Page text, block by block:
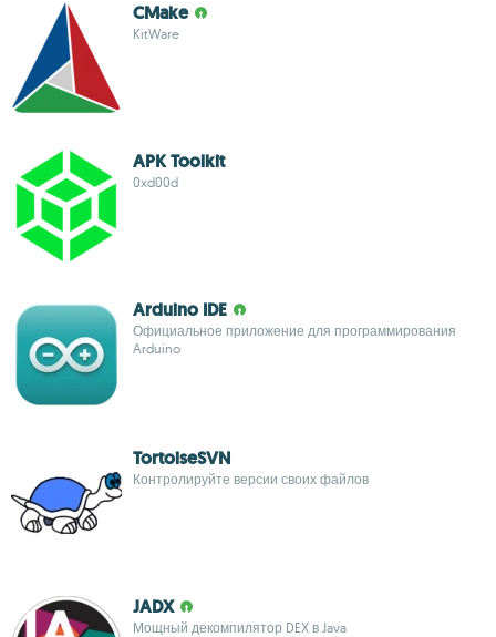
CMake
KitWare
APK Toolkit
0xd00d
Arduino IDE
Официальное приложение для программирования
Arduino
TortoiseSVN
Контролируйте версии своих файлов
JADX
Мощный декомпилятор DEX в Java